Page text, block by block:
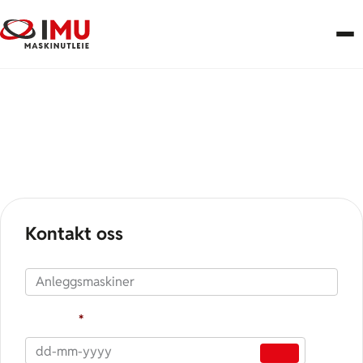
Kontakt oss
*